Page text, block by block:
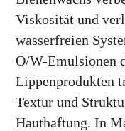
Viskosität und
wasserfreien
O/W-Emulsionen
Lippenprodukten
Textur und
Hauthaftung. In